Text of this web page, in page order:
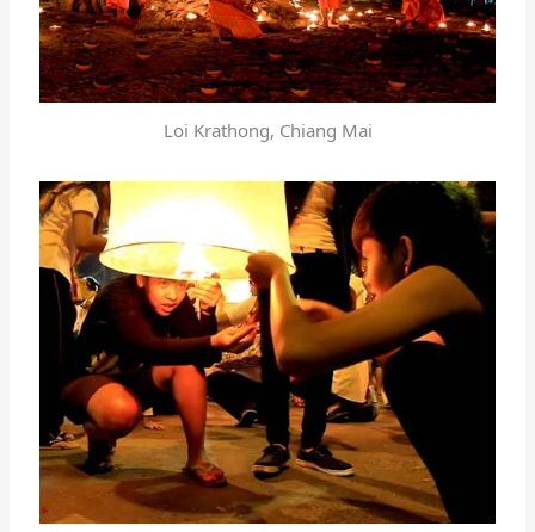
Loi Krathong, Chiang Mai